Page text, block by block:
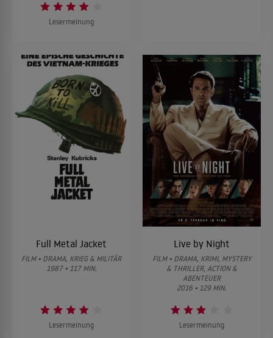
Lesermeinung
Full Metal Jacket
FILM • DRAMA, KRIEG & MILITÄR
1987 • 117 MIN.
Lesermeinung
Live by Night
FILM • DRAMA, KRIMI, MYSTERY
& THRILLER, ACTION &
ABENTEUER
2016 • 129 MIN.
Lesermeinung